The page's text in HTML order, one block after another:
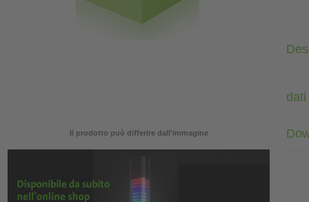
Il prodotto può differire dall'immagine